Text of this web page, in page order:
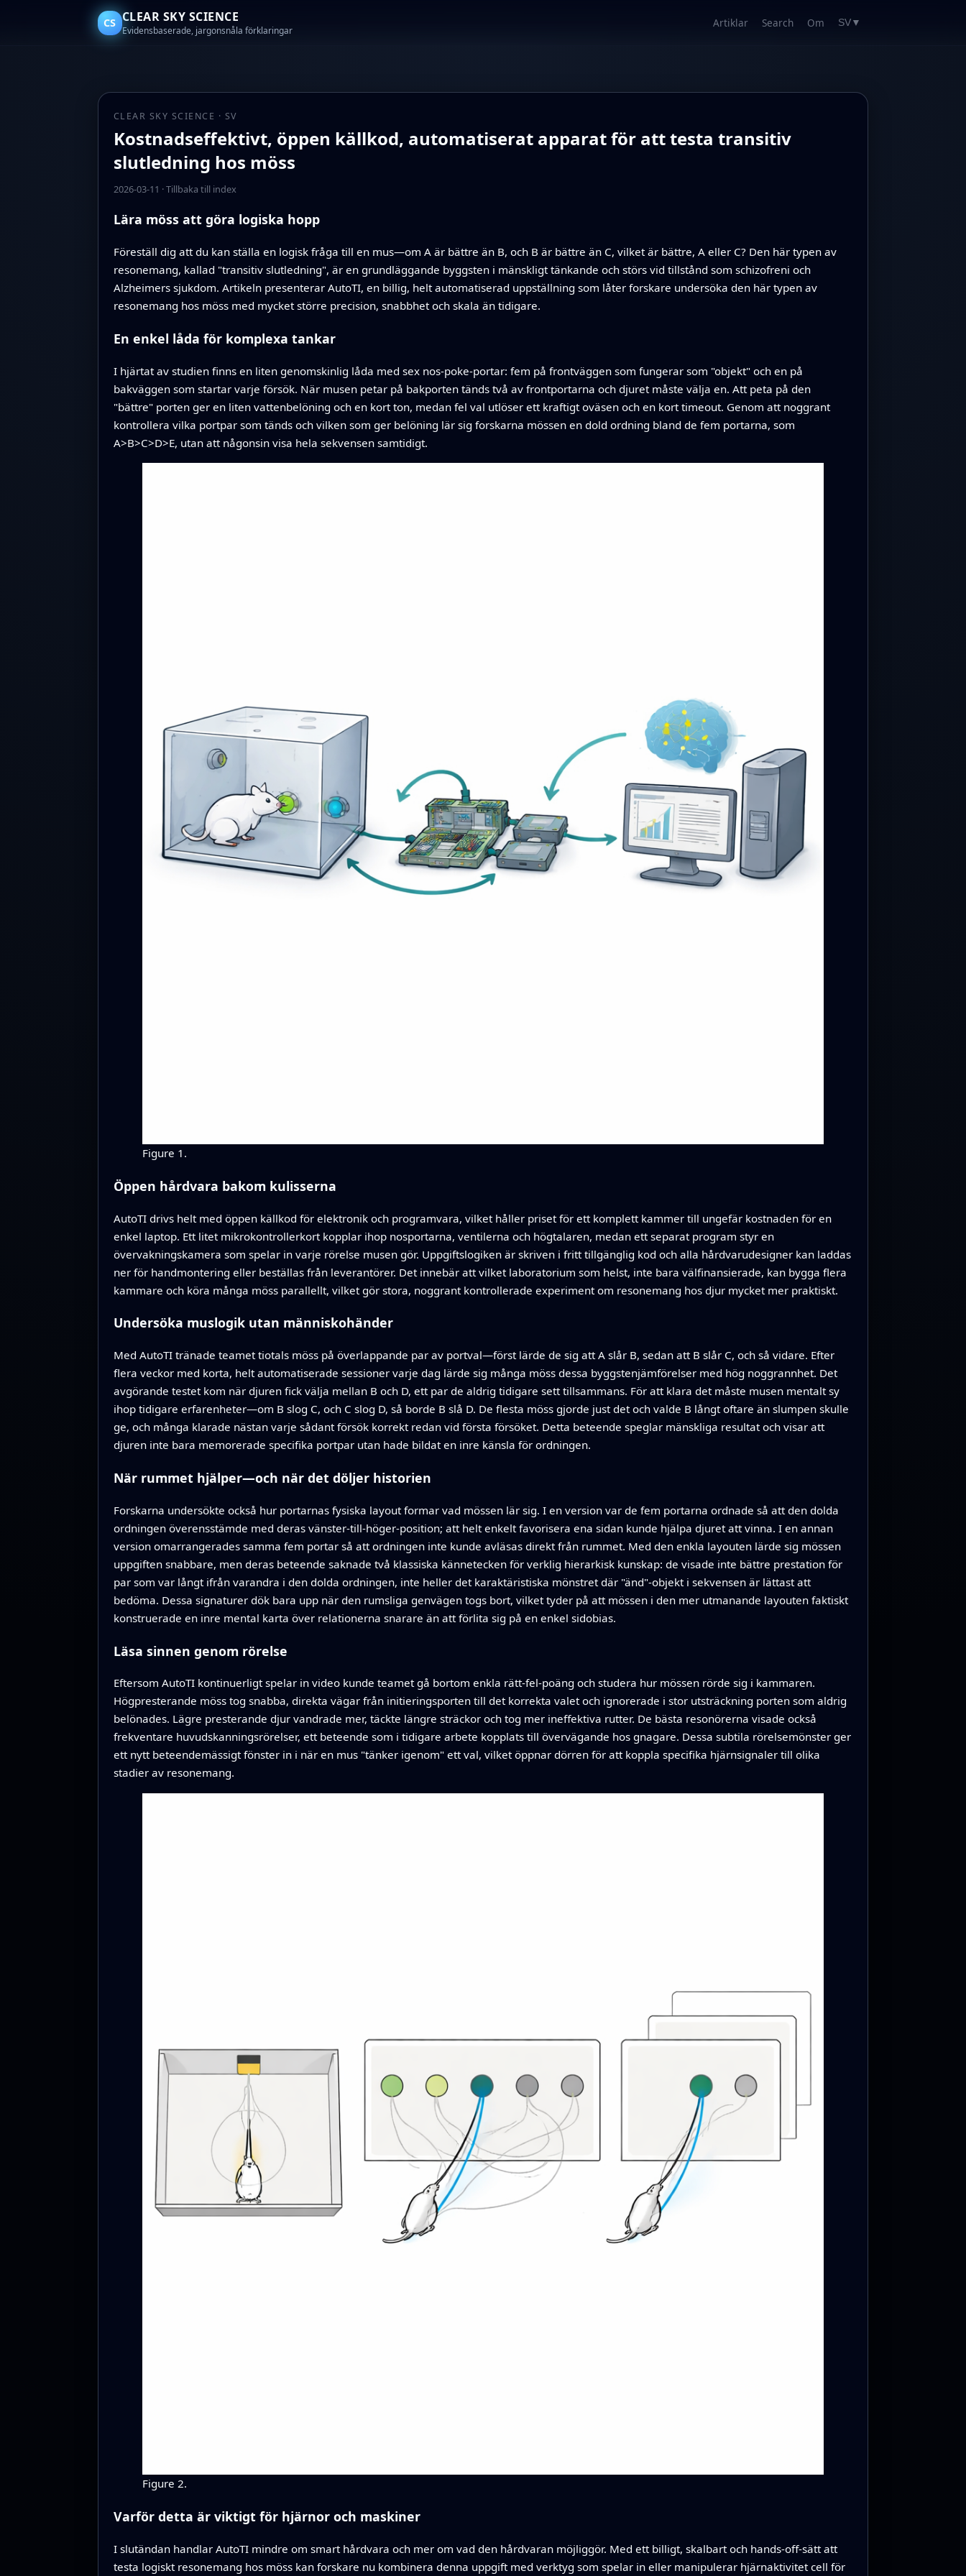
CS CLEAR SKY SCIENCE
Evidensbaserade, jargonsnåla förklaringar
Artiklar Search Om SV ▼
CLEAR SKY SCIENCE · SV
Kostnadseffektivt, öppen källkod, automatiserat apparat för att testa transitiv
slutledning hos möss
2026-03-11 ·Tillbaka till index
Lära möss att göra logiska hopp
Föreställ dig att du kan ställa en logisk fråga till en mus—om A är bättre än B, och B är bättre än C, vilket är bättre, A eller C? Den här typen av
resonemang, kallad "transitiv slutledning", är en grundläggande byggsten i mänskligt tänkande och störs vid tillstånd som schizofreni och
Alzheimers sjukdom. Artikeln presenterar AutoTI, en billig, helt automatiserad uppställning som låter forskare undersöka den här typen av
resonemang hos möss med mycket större precision, snabbhet och skala än tidigare.
En enkel låda för komplexa tankar
I hjärtat av studien finns en liten genomskinlig låda med sex nos-poke-portar: fem på frontväggen som fungerar som "objekt" och en på
bakväggen som startar varje försök. När musen petar på bakporten tänds två av frontportarna och djuret måste välja en. Att peta på den
"bättre" porten ger en liten vattenbelöning och en kort ton, medan fel val utlöser ett kraftigt oväsen och en kort timeout. Genom att noggrant
kontrollera vilka portpar som tänds och vilken som ger belöning lär sig forskarna mössen en dold ordning bland de fem portarna, som
A>B>C>D>E, utan att någonsin visa hela sekvensen samtidigt.
Figure 1.
Öppen hårdvara bakom kulisserna
AutoTI drivs helt med öppen källkod för elektronik och programvara, vilket håller priset för ett komplett kammer till ungefär kostnaden för en
enkel laptop. Ett litet mikrokontrollerkort kopplar ihop nosportarna, ventilerna och högtalaren, medan ett separat program styr en
övervakningskamera som spelar in varje rörelse musen gör. Uppgiftslogiken är skriven i fritt tillgänglig kod och alla hårdvarudesigner kan laddas
ner för handmontering eller beställas från leverantörer. Det innebär att vilket laboratorium som helst, inte bara välfinansierade, kan bygga flera
kammare och köra många möss parallellt, vilket gör stora, noggrant kontrollerade experiment om resonemang hos djur mycket mer praktiskt.
Undersöka muslogik utan människohänder
Med AutoTI tränade teamet tiotals möss på överlappande par av portval—först lärde de sig att A slår B, sedan att B slår C, och så vidare. Efter
flera veckor med korta, helt automatiserade sessioner varje dag lärde sig många möss dessa byggstenjämförelser med hög noggrannhet. Det
avgörande testet kom när djuren fick välja mellan B och D, ett par de aldrig tidigare sett tillsammans. För att klara det måste musen mentalt sy
ihop tidigare erfarenheter—om B slog C, och C slog D, så borde B slå D. De flesta möss gjorde just det och valde B långt oftare än slumpen skulle
ge, och många klarade nästan varje sådant försök korrekt redan vid första försöket. Detta beteende speglar mänskliga resultat och visar att
djuren inte bara memorerade specifika portpar utan hade bildat en inre känsla för ordningen.
När rummet hjälper—och när det döljer historien
Forskarna undersökte också hur portarnas fysiska layout formar vad mössen lär sig. I en version var de fem portarna ordnade så att den dolda
ordningen överensstämde med deras vänster-till-höger-position; att helt enkelt favorisera ena sidan kunde hjälpa djuret att vinna. I en annan
version omarrangerades samma fem portar så att ordningen inte kunde avläsas direkt från rummet. Med den enkla layouten lärde sig mössen
uppgiften snabbare, men deras beteende saknade två klassiska kännetecken för verklig hierarkisk kunskap: de visade inte bättre prestation för
par som var långt ifrån varandra i den dolda ordningen, inte heller det karaktäristiska mönstret där "änd"-objekt i sekvensen är lättast att
bedöma. Dessa signaturer dök bara upp när den rumsliga genvägen togs bort, vilket tyder på att mössen i den mer utmanande layouten faktiskt
konstruerade en inre mental karta över relationerna snarare än att förlita sig på en enkel sidobias.
Läsa sinnen genom rörelse
Eftersom AutoTI kontinuerligt spelar in video kunde teamet gå bortom enkla rätt-fel-poäng och studera hur mössen rörde sig i kammaren.
Högpresterande möss tog snabba, direkta vägar från initieringsporten till det korrekta valet och ignorerade i stor utsträckning porten som aldrig
belönades. Lägre presterande djur vandrade mer, täckte längre sträckor och tog mer ineffektiva rutter. De bästa resonörerna visade också
frekventare huvudskanningsrörelser, ett beteende som i tidigare arbete kopplats till övervägande hos gnagare. Dessa subtila rörelsemönster ger
ett nytt beteendemässigt fönster in i när en mus "tänker igenom" ett val, vilket öppnar dörren för att koppla specifika hjärnsignaler till olika
stadier av resonemang.
Figure 2.
Varför detta är viktigt för hjärnor och maskiner
I slutändan handlar AutoTI mindre om smart hårdvara och mer om vad den hårdvaran möjliggör. Med ett billigt, skalbart och hands-off-sätt att
testa logiskt resonemang hos möss kan forskare nu kombinera denna uppgift med verktyg som spelar in eller manipulerar hjärnaktivitet cell för